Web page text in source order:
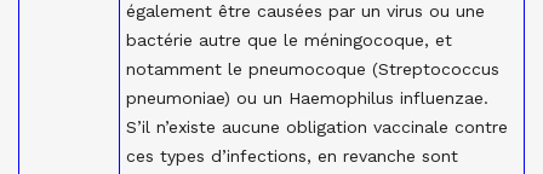
également être causées par un virus ou une
bactérie autre que le méningocoque, et
notamment le pneumocoque (Streptococcus
pneumoniae) ou un Haemophilus influenzae.
S’il n’existe aucune obligation vaccinale contre
ces types d’infections, en revanche sont